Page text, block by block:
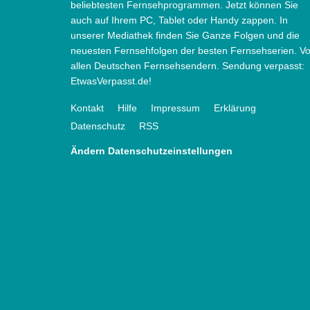
beliebtesten Fernsehprogrammen. Jetzt können Sie
auch auf Ihrem PC, Tablet oder Handy zappen. In
unserer Mediathek finden Sie Ganze Folgen und die
neuesten Fernsehfolgen der besten Fernsehserien.
allen Deutschen Fernsehsendern. Sendung verpasst:
EtwasVerpasst.de!
Kontakt Hilfe Impressum
Erklärung
Datenschutz
RSS
Ändern Datenschutzeinstellungen